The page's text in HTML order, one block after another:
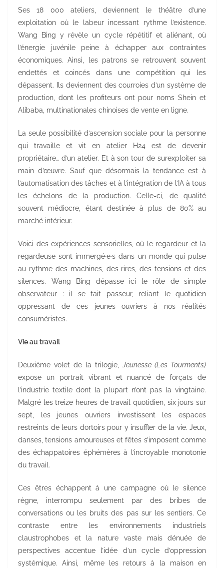
Ses 18 000 ateliers, deviennent le théâtre d’une
exploitation où le labeur incessant rythme l’existence.
Wang Bing y révèle un cycle répétitif et aliénant, où
l’énergie juvénile peine à échapper aux contraintes
économiques. Ainsi, les patrons se retrouvent souvent
endettés et coincés dans une compétition qui les
dépassent. Ils deviennent des courroies d’un système de
production, dont les profiteurs ont pour noms Shein et
Alibaba, multinationales chinoises de vente en ligne.
La seule possibilité d’ascension sociale pour la personne
qui travaille et vit en atelier H24 est de devenir
propriétaire… d’un atelier. Et à son tour de surexploiter sa
main d’œuvre. Sauf que désormais la tendance est à
l’automatisation des tâches et à l’intégration de l’IA à tous
les échelons de la production. Celle-ci, de qualité
souvent médiocre, étant destinée à plus de 80% au
marché intérieur.
Voici des expériences sensorielles, où le regardeur et la
regardeuse sont immergé·e·s dans un monde qui pulse
au rythme des machines, des rires, des tensions et des
silences. Wang Bing dépasse ici le rôle de simple
observateur : il se fait passeur, reliant le quotidien
oppressant de ces jeunes ouvriers à nos réalités
consuméristes.
Vie au travail
Deuxième volet de la trilogie,Jeunesse (Les Tourments)
expose un portrait vibrant et nuancé de forçats de
l’industrie textile dont la plupart n’ont pas la vingtaine.
Malgré les treize heures de travail quotidien, six jours sur
sept, les jeunes ouvriers investissent les espaces
restreints de leurs dortoirs pour y insuffler de la vie. Jeux,
danses, tensions amoureuses et fêtes s’imposent comme
des échappatoires éphémères à l’incroyable monotonie
du travail.
Ces êtres échappent à une campagne où le silence
règne, interrompu seulement par des bribes de
conversations ou les bruits des pas sur les sentiers. Ce
contraste entre les environnements industriels
claustrophobes et la nature vaste mais dénuée de
perspectives accentue l’idée d’un cycle d’oppression
systémique. Ainsi, même les retours à la maison en